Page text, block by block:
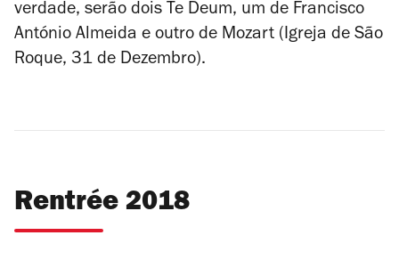
verdade, serão dois Te Deum, um de Francisco
António Almeida e outro de Mozart (Igreja de São
Roque, 31 de Dezembro).
Rentrée 2018